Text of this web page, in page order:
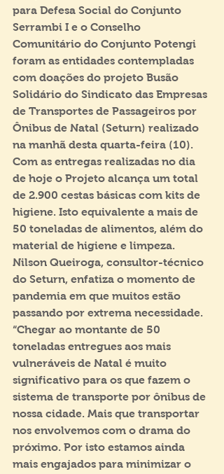
para Defesa Social do Conjunto
Serrambi I e o Conselho
Comunitário do Conjunto Potengi
foram as entidades contempladas
com doações do projeto Busão
Solidário do Sindicato das Empresas
de Transportes de Passageiros por
Ônibus de Natal (Seturn) realizado
na manhã desta quarta-feira (10).
Com as entregas realizadas no dia
de hoje o Projeto alcança um total
de 2.900 cestas básicas com kits de
higiene. Isto equivalente a mais de
50 toneladas de alimentos, além do
material de higiene e limpeza.
Nilson Queiroga, consultor-técnico
do Seturn, enfatiza o momento de
pandemia em que muitos estão
passando por extrema necessidade.
“Chegar ao montante de 50
toneladas entregues aos mais
vulneráveis de Natal é muito
significativo para os que fazem o
sistema de transporte por ônibus de
nossa cidade. Mais que transportar
nos envolvemos com o drama do
próximo. Por isto estamos ainda
mais engajados para minimizar o